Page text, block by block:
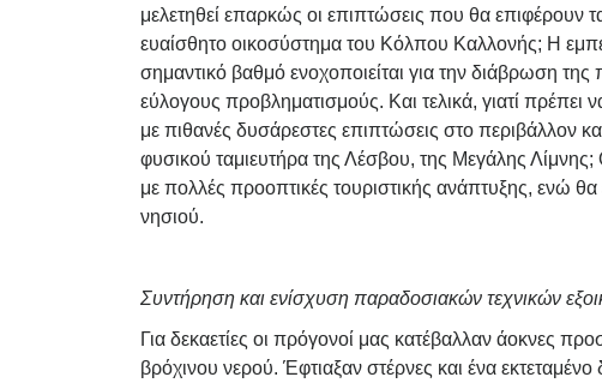
μελετηθεί επαρκώς οι επιπτώσεις που θα επιφέρουν
ευαίσθητο οικοσύστημα του Κόλπου Καλλονής; Η
σημαντικό βαθμό ενοχοποιείται για την διάβρωση
εύλογους προβληματισμούς. Και τελικά, γιατί
με πιθανές δυσάρεστες επιπτώσεις στο περιβάλλον
φυσικού ταμιευτήρα της Λέσβου, της Μεγάλης Λίμνης;
με πολλές προοπτικές τουριστικής ανάπτυξης, ενώ θα
νησιού.
Συντήρηση και ενίσχυση παραδοσιακών τεχνικών
Για δεκαετίες οι πρόγονοί μας κατέβαλλαν άοκνες
βρόχινου νερού. Έφτιαξαν στέρνες και ένα